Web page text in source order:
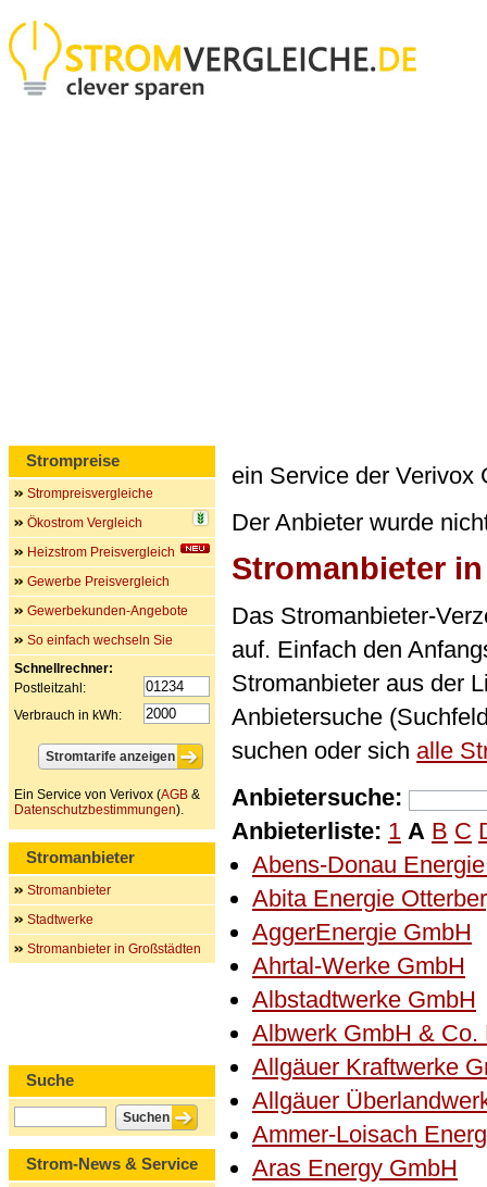
ein Service der Verivox
Der Anbieter wurde
Stromanbieter
Das Stromanbieter-
auf. Einfach den
Stromanbieter aus der
Anbietersuche
suchen oder sich alle
Anbietersuche:
Anbieterliste: 1 A B C
Abens-Donau
Abita Energie
AggerEnergie GmbH
Ahrtal-Werke GmbH
Albstadtwerke GmbH
Albwerk GmbH & Co.
Allgäuer Kraftwerke
Allgäuer
Ammer-Loisach
Aras Energy GmbH
Strompreise
Strompreisvergleiche
Ökostrom Vergleich
Heizstrom Preisvergleich
Gewerbe Preisvergleich
Gewerbekunden-Angebote
So einfach wechseln Sie
Schnellrechner:
Postleitzahl:
Verbrauch in kWh:
Ein Service von Verivox (AGB &
Datenschutzbestimmungen).
Stromanbieter
Stromanbieter
Stadtwerke
Stromanbieter in Großstädten
Suche
Strom-News & Service